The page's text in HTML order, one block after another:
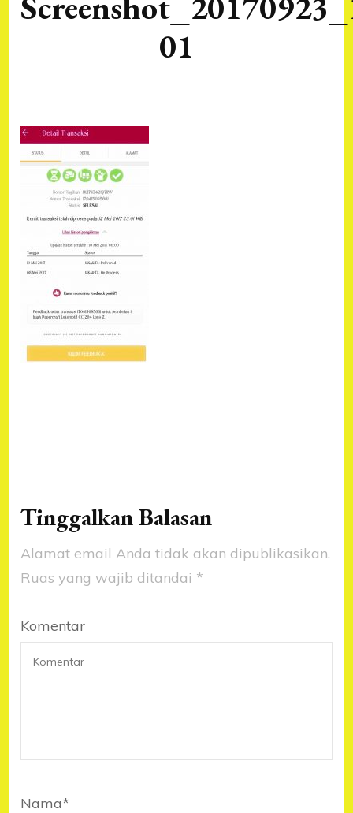
01
Tinggalkan Balasan
Alamat email Anda tidak akan dipublikasikan.
Ruas yang wajib ditandai *
Komentar
Nama*